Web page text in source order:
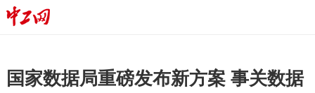
国家数据局重磅发布新方案 事关数据